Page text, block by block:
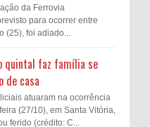
da Ferrovia
para ocorrer entre
(25), foi adiado...
quintal faz família se
de casa
atuaram na ocorrência
(27/10), em Santa Vitória,
ferido (crédito: C...